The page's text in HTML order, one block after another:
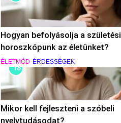
Hogyan befolyásolja a születési
horoszkópunk az életünket?
ÉLETMÓD ÉRDESSÉGEK
18
Mikor kell fejleszteni a szóbeli
nyelvtudásodat?